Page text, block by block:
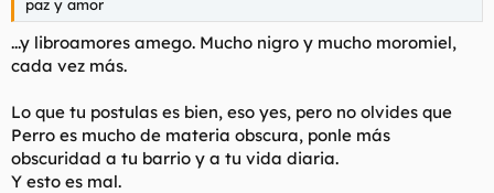
paz y amor
...y libroamores amego. Mucho nigro y mucho moromiel,
cada vez más.
Lo que tu postulas es bien, eso yes, pero no olvides que
Perro es mucho de materia obscura, ponle más
obscuridad a tu barrio y a tu vida diaria.
Y esto es mal.